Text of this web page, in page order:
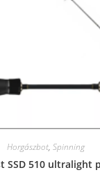
Horgászbot, Spinning
SSD 510 ultralight